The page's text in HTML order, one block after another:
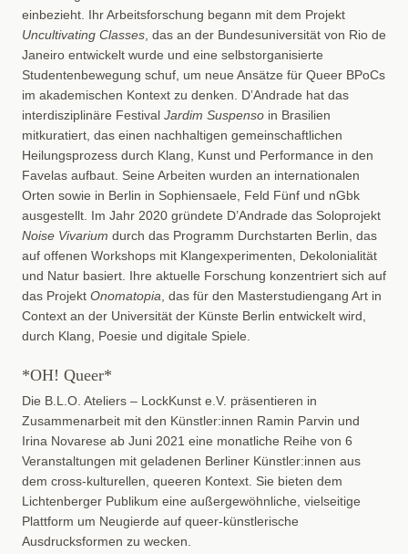
einbezieht. Ihr Arbeitsforschung begann mit dem Projekt
Uncultivating Classes, das an der Bundesuniversität von Rio de
Janeiro entwickelt wurde und eine selbstorganisierte
Studentenbewegung schuf, um neue Ansätze für Queer BPoCs
im akademischen Kontext zu denken. D’Andrade hat das
interdisziplinäre Festival Jardim Suspensoin Brasilien
mitkuratiert, das einen nachhaltigen gemeinschaftlichen
Heilungsprozess durch Klang, Kunst und Performance in den
Favelas aufbaut. Seine Arbeiten wurden an internationalen
Orten sowie in Berlin in Sophiensaele, Feld Fünf und nGbk
ausgestellt. Im Jahr 2020 gründete D’Andrade das Soloprojekt
Noise Vivarium durch das Programm Durchstarten Berlin, das
auf offenen Workshops mit Klangexperimenten, Dekolonialität
und Natur basiert. Ihre aktuelle Forschung konzentriert sich auf
das Projekt Onomatopia , das für den Masterstudiengang Art in
Context an der Universität der Künste Berlin entwickelt wird,
durch Klang, Poesie und digitale Spiele.
*OH! Queer*
Die B.L.O. Ateliers – LockKunst e.V. präsentieren in
Zusammenarbeit mit den Künstler:innen Ramin Parvin und
Irina Novarese ab Juni 2021 eine monatliche Reihe von 6
Veranstaltungen mit geladenen Berliner Künstler:innen aus
dem cross-kulturellen, queeren Kontext. Sie bieten dem
Lichtenberger Publikum eine außergewöhnliche, vielseitige
Plattform um Neugierde auf queer-künstlerische
Ausdrucksformen zu wecken.